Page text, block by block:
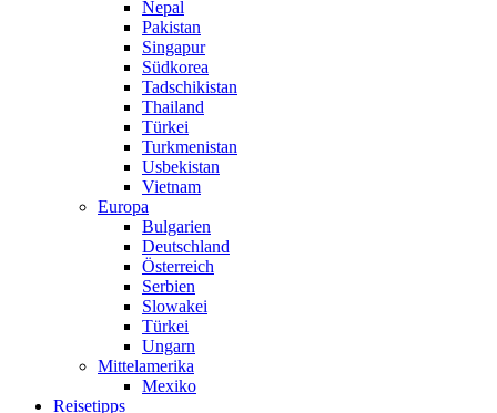
Nepal
Pakistan
Singapur
Südkorea
Tadschikistan
Thailand
Türkei
Turkmenistan
Usbekistan
Vietnam
Europa
Bulgarien
Deutschland
Österreich
Serbien
Slowakei
Türkei
Ungarn
Mittelamerika
Mexiko
Reisetipps